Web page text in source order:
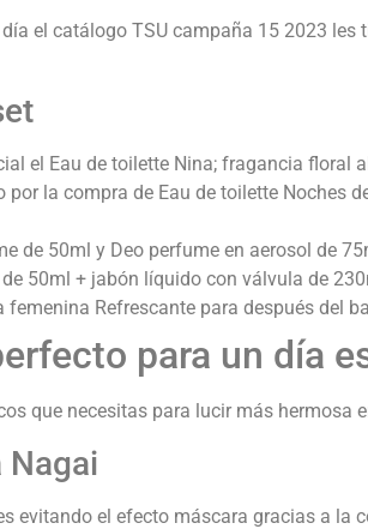
el catálogo TSU campaña 15 2023
el Eau de toilette Nina; fragancia
por la compra de Eau de toilette Noches
de 50ml y Deo perfume en aerosol de
50ml + jabón líquido con válvula de
femenina Refrescante para después del
para un día
que necesitas para lucir más hermosa
Nagai
evitando el efecto máscara gracias a la